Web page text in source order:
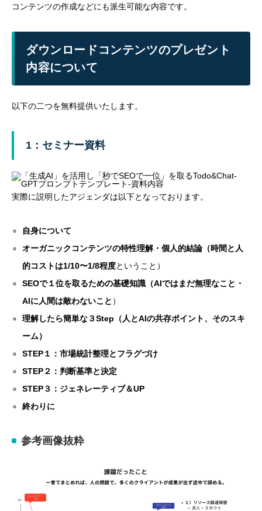
コンテンツの作成などにも派生可能な内容です。
ダウンロードコンテンツのプレゼント
内容について
以下の二つを無料提供いたします。
1：セミナー資料
実際に説明したアジェンダは以下となっております。
自身について
オーガニックコンテンツの特性理解・個人的結論（時間と人
的コストは1/10〜1/8程度ということ）
SEOで１位を取るための基礎知識（AIではまだ無理なこと・
AIに人間は敵わないこと ）
理解したら簡単な３Step（人とAIの共存ポイント、そのスキ
ーム）
STEP１：市場統計整理とフラグづけ
STEP２：判断基準と決定
STEP３：ジェネレーティブ＆UP
終わりに
参考画像抜粋